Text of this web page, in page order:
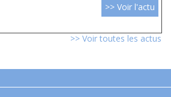
>> Voir l'actu
>> Voir toutes les actus